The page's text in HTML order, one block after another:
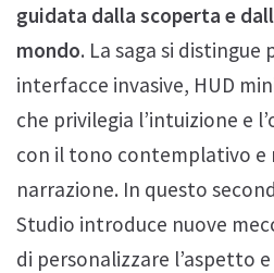
guidata dalla scoperta e
mondo. La saga si distingue
interfacce invasive, HUD
che privilegia l’intuizione e
con il tono contemplativo e
narrazione. In questo
Studio introduce nuove
di personalizzare l’aspetto